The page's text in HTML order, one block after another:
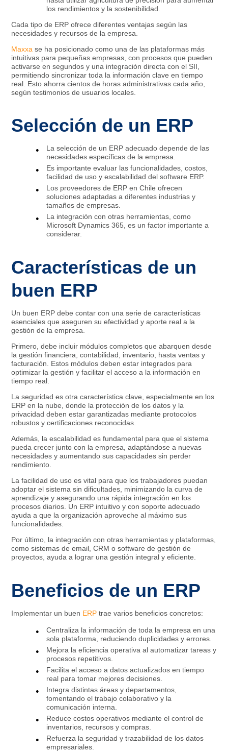
los rendimientos y la sostenibilidad.​
Cada tipo de ERP ofrece diferentes ventajas según las
necesidades y recursos de la empresa.
Maxxa se ha posicionado como una de las plataformas más
intuitivas para pequeñas empresas, con procesos que pueden
activarse en segundos y una integración directa con el SII,
permitiendo sincronizar toda la información clave en tiempo
real. Esto ahorra cientos de horas administrativas cada año,
según testimonios de usuarios locales.
Selección de un ERP
La selección de un ERP adecuado depende de las
necesidades específicas de la empresa.
Es importante evaluar las funcionalidades, costos,
facilidad de uso y escalabilidad del software ERP.
Los proveedores de ERP en Chile ofrecen
soluciones adaptadas a diferentes industrias y
tamaños de empresas.
La integración con otras herramientas, como
Microsoft Dynamics 365, es un factor importante a
considerar.
Características de un
buen ERP
Un buen ERP debe contar con una serie de características
esenciales que aseguren su efectividad y aporte real a la
gestión de la empresa.
Primero, debe incluir módulos completos que abarquen desde
la gestión financiera, contabilidad, inventario, hasta ventas y
facturación. Estos módulos deben estar integrados para
optimizar la gestión y facilitar el acceso a la información en
tiempo real.
La seguridad es otra característica clave, especialmente en los
ERP en la nube, donde la protección de los datos y la
privacidad deben estar garantizadas mediante protocolos
robustos y certificaciones reconocidas.
Además, la escalabilidad es fundamental para que el sistema
pueda crecer junto con la empresa, adaptándose a nuevas
necesidades y aumentando sus capacidades sin perder
rendimiento.
La facilidad de uso es vital para que los trabajadores puedan
adoptar el sistema sin dificultades, minimizando la curva de
aprendizaje y asegurando una rápida integración en los
procesos diarios. Un ERP intuitivo y con soporte adecuado
ayuda a que la organización aproveche al máximo sus
funcionalidades.
Por último, la integración con otras herramientas y plataformas,
como sistemas de email, CRM o software de gestión de
proyectos, ayuda a lograr una gestión integral y eficiente.
Beneficios de un ERP
Implementar un buen ERP trae varios beneficios concretos:
Centraliza la información de toda la empresa en una
sola plataforma, reduciendo duplicidades y errores.​
Mejora la eficiencia operativa al automatizar tareas y
procesos repetitivos.​
Facilita el acceso a datos actualizados en tiempo
real para tomar mejores decisiones.​
Integra distintas áreas y departamentos,
fomentando el trabajo colaborativo y la
comunicación interna.​
Reduce costos operativos mediante el control de
inventarios, recursos y compras.​
Refuerza la seguridad y trazabilidad de los datos
empresariales.​